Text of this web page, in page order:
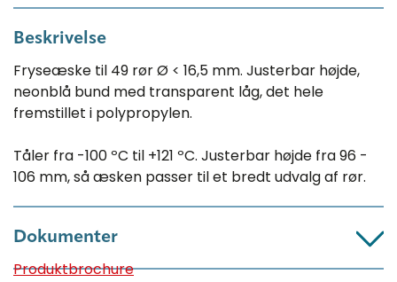
Beskrivelse
Fryseæske til 49 rør Ø < 16,5 mm. Justerbar højde,
neonblå bund med transparent låg, det hele
fremstillet i polypropylen.
Tåler fra -100 ºC til +121 ºC. Justerbar højde fra 96 -
106 mm, så æsken passer til et bredt udvalg af rør.
Dokumenter
Produktbrochure